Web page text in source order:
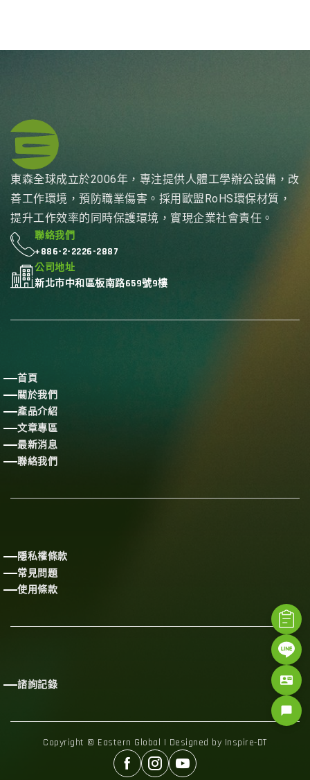
東森全球成立於2006年，專注提供人體工學辦公設備，改
善工作環境，預防職業傷害。採用歐盟RoHS環保材質，
提升工作效率的同時保護環境，實現企業社會責任。
聯絡我們
+886-2-2226-2887
公司地址
新北市中和區板南路659號9樓
首頁
關於我們
產品介紹
文章專區
最新消息
聯絡我們
隱私權條款
常見問題
使用條款
諮詢記錄
Copyright © Eastern Global | Designed by Inspire-DT
  
contact_mail
chat_bubble